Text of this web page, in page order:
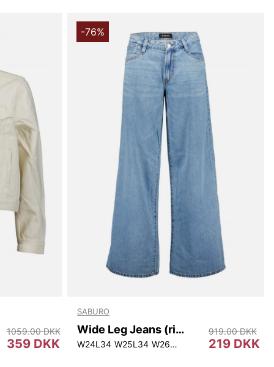
359 DKK
1059.00 DKK
-76%
SABURO
Wide Leg Jeans (rigid Tencel)
W24L34 W25L34 W26L34 W27L34 W28L34
219 DKK
919.00 DKK